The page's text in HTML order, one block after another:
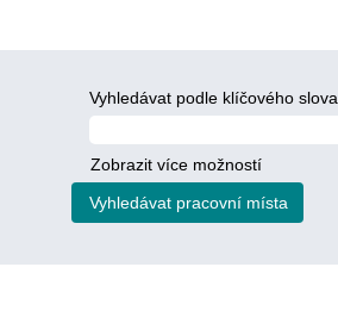
Vyhledávat podle klíčového slova
Zobrazit více možností